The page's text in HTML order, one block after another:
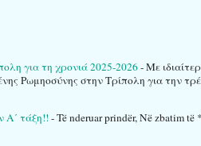
για τη χρονιά 2025-2026-Με
Ρωμηοσύνης στην Τρίπολη για την
Α΄ τάξη!!-Të nderuar prindër, Në zbatim